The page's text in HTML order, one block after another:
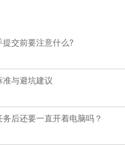
价格
瑞云渲染农场价格
界渲染大赛时间
染大赛
国际渲染大赛排名
瑞云渲染官网
交前要注意什么?
与避坑建议
后还要一直开着电脑吗？